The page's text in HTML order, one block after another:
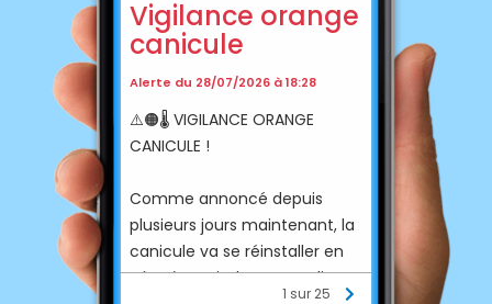
Vigilance orange
canicule
Alerte du 28/07/2026 à 18:28
⚠️🟠🌡️ VIGILANCE ORANGE
CANICULE !
Comme annoncé depuis
plusieurs jours maintenant, la
canicule va se réinstaller en
Isère à partir de mercredi.
1 sur 25